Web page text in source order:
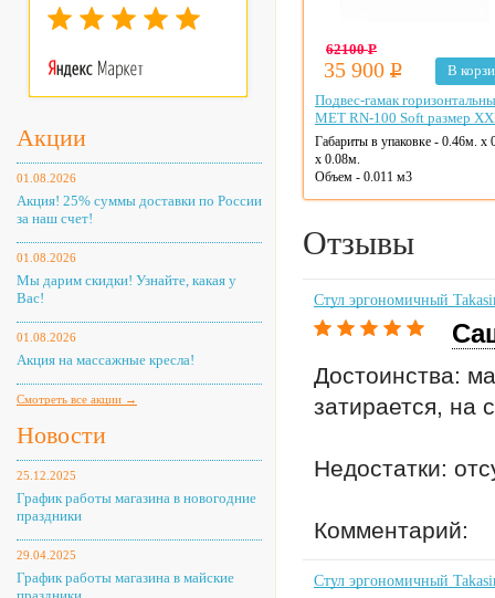
Акции
01.08.2026
Акция! 25% суммы доставки по России
за наш счет!
01.08.2026
Мы дарим скидки! Узнайте, какая у
Вас!
01.08.2026
Акция на массажные кресла!
Смотреть все акции →
Новости
25.12.2025
График работы магазина в новогодние
праздники
29.04.2025
График работы магазина в майские
62100Р
35 900 Р
В
Подвес-гамак
MET RN-100 Soft размер
Габариты в упаковке - 0.46м. x
x 0.08м.
Объем - 0.011 м3
Отзывы
Стул эргономичный
Достоинства:
затирается, на
Недостатки:
Комментарий:
Стул эргономичный